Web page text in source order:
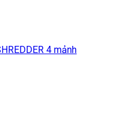
4 mảnh